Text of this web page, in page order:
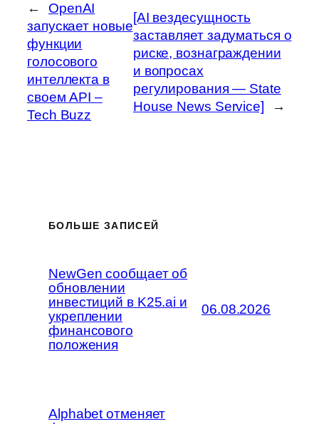
←
OpenAI
запускает новые
функции
голосового
интеллекта в
своем API –
Tech Buzz
[AI вездесущность
заставляет задуматься о
риске, вознаграждении
и вопросах
регулирования — State
House News Service]
→
БОЛЬШЕ ЗАПИСЕЙ
NewGen сообщает об
обновлении
инвестиций в K25.ai и
укреплении
финансового
положения
06.08.2026
Alphabet отменяет